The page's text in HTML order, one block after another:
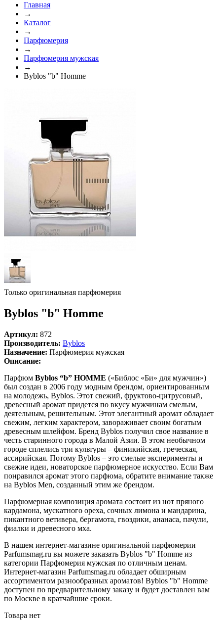
Главная
→
Каталог
→
Парфюмерия
→
Парфюмерия мужская
→
Byblos "b" Homme
Только оригинальная парфюмерия
Byblos "b" Homme
Артикул: 872
Производитель: Byblos
Назначение: Парфюмерия мужская
Описание:
Парфюм Byblos “b” HOMME («Библос «Би» для мужчин»)
был создан в 2006 году модным брендом, ориентированным
на молодежь, Byblos. Этот свежий, фруктово-цитрусовый,
древесный аромат придется по вкусу мужчинам смелым,
деятельным, решительным. Этот элегантный аромат обладает
свежим, легким характером, завораживает своим богатым
древесным шлейфом. Бренд Byblos получил свое название в
честь старинного города в Малой Азии. В этом необычном
городе сплелись три культуры – финикийская, греческая,
ассирийская. Потому Byblos – это смелые эксперименты и
свежие идеи, новаторское парфюмерное искусство. Если Вам
понравился аромат этого парфюма, обратите внимание также
на Byblos Men, созданный этим же брендом.
Парфюмерная композиция аромата состоит из нот пряного
кардамона, мускатного ореха, сочных лимона и мандарина,
пикантного ветивера, бергамота, гвоздики, ананаса, пачули,
фиалки и древесного мха.
В нашем интернет-магазине оригинальной парфюмерии
Parfumsmag.ru вы можете заказать Byblos "b" Homme из
категории Парфюмерия мужская по отличным ценам.
Интернет-магазин Parfumsmag.ru обладает обширным
ассортиментом разнообразных ароматов! Byblos "b" Homme
доступен по предварительному заказу и будет доставлен вам
по Москве в кратчайшие сроки.
Товара нет